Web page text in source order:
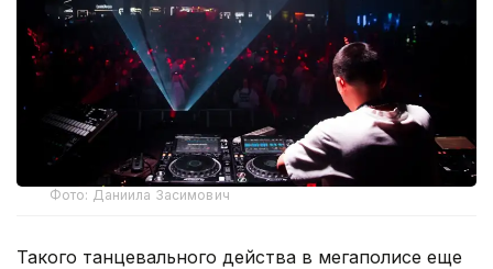
Фото: Даниила Засимович
Такого танцевального действа в мегаполисе еще